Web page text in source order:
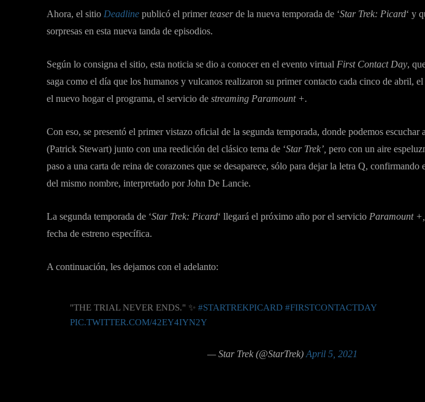
Ahora, el sitio Deadline publicó el primerteaserde la nueva temporada de ‘Star Trek: Picard‘ y
sorpresas en esta nueva tanda de episodios.
Según lo consigna el sitio, esta noticia se dio a conocer en el evento virtual  First Contact Day,
saga como el día que los humanos y vulcanos realizaron su primer contacto cada cinco de abril,
el nuevo hogar el programa, el servicio de streaming Paramount +.
Con eso, se presentó el primer vistazo oficial de la segunda temporada, donde podemos escuchar
(Patrick Stewart) junto con una reedición del clásico tema de ‘Star Trek’, pero con un aire
paso a una carta de reina de corazones que se desaparece, sólo para dejar la letra Q, confirmando
del mismo nombre, interpretado por John De Lancie.
La segunda temporada de ‘Star Trek: Picard‘ llegará el próximo año por el servicio Paramount +,
fecha de estreno específica.
A continuación, les dejamos con el adelanto:
"THE TRIAL NEVER ENDS." ✨#STARTREKPICARD #FIRSTCONTACTDAY
PIC.TWITTER.COM/42EY4IYN2Y
— Star Trek (@StarTrek) April 5, 2021